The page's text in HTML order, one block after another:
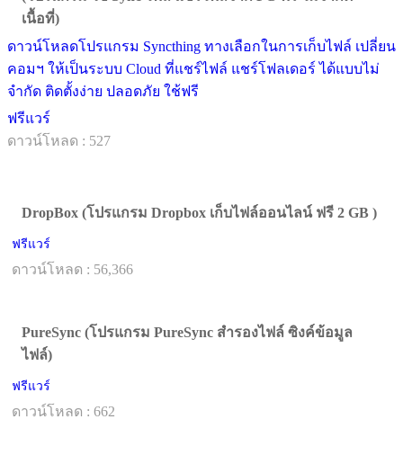
เนื้อที่)
ดาวน์โหลดโปรแกรม Syncthing ทางเลือกในการเก็บไฟล์ เปลี่ยน
คอมฯ ให้เป็นระบบ Cloud ที่แชร์ไฟล์ แชร์โฟลเดอร์ ได้แบบไม่
จำกัด ติดตั้งง่าย ปลอดภัย ใช้ฟรี
ฟรีแวร์
ดาวน์โหลด : 527
DropBox (โปรแกรม Dropbox เก็บไฟล์ออนไลน์ ฟรี 2 GB )
ฟรีแวร์
ดาวน์โหลด : 56,366
PureSync (โปรแกรม PureSync สำรองไฟล์ ซิงค์ข้อมูล
ไฟล์)
ฟรีแวร์
ดาวน์โหลด : 662